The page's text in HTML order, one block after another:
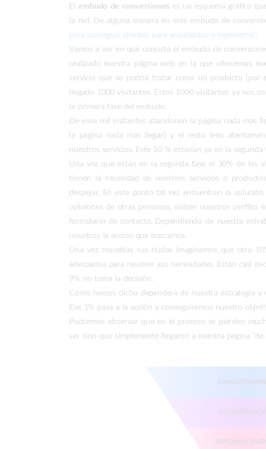
El embudo de conversiones es un esquema gráfico
la red. De alguna manera en este embudo de
para conseguir clientes para arquitectos e ingenieros”.
Vamos a ver en qué consiste el embudo de
realizado nuestra página web en la que ofrecemos
servicio que se podría tratar como un producto (por
llegado 1000 visitantes. Estos 1000 visitantes ya nos
la primera fase del embudo.
De esos mil visitantes abandonan la página nada más
la página nada más llegar) y el resto leen
nuestros servicios. Este 50 % estarían ya en la
Una vez que están en la segunda fase el 30% de
tienen la necesidad de nuestros servicios o
despejar. En este punto tal vez encuentren la
opiniones de otras personas, visiten nuestros perfiles
formulario de contacto. Dependiendo de nuestra
nosotros la acción que buscamos.
Una vez resueltas sus dudas imaginemos que otro
adecuados para resolver sus necesidades. Están casi
9% no toma la decisión.
Como hemos dicho dependerá de nuestra estrategia
Ese 1% pasa a la acción y conseguiremos nuestro
Podremos observar que en el proceso se pierden
ser sino que simplemente llegaron a nuestra página